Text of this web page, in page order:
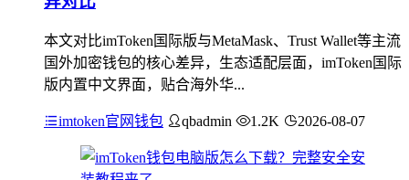
本文对比imToken国际版与MetaMask、Trust Wallet等主流
国外加密钱包的核心差异，生态适配层面，imToken国际
版内置中文界面，贴合海外华...
imtoken官网钱包 qbadmin 1.2K 2026-08-07